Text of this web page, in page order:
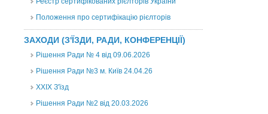
Положення про сертифікацію рієлторів
ЗАХОДИ (З'ЇЗДИ, РАДИ, КОНФЕРЕНЦІЇ)
Рішення Ради № 4 від 09.06.2026
Рішення Ради №3 м. Київ 24.04.26
XXІХ З'їзд
Рішення Ради №2 від 20.03.2026